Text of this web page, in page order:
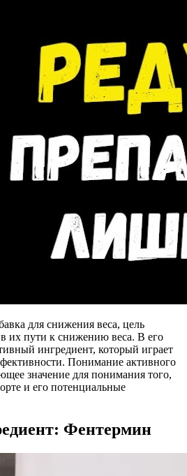
для снижения веса, цель
их пути к снижению веса. В его
ингредиент, который играет
Понимание активного
значение для понимания того,
и его потенциальные
Фентермин